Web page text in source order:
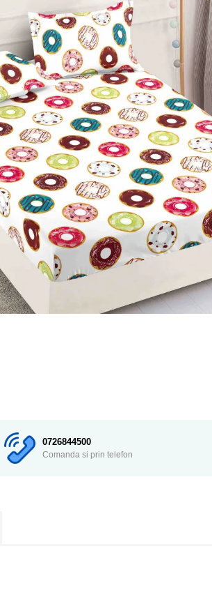
0726844500
Comanda si prin telefon